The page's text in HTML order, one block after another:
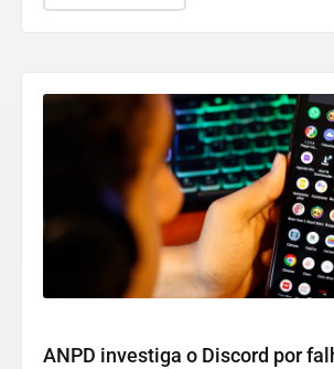
ANPD investiga o Discord por